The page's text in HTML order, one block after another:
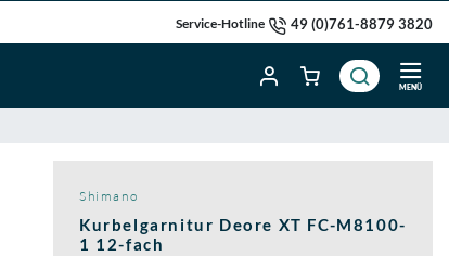
Service-Hotline 49 (0)761-8879 3820
MENÜ
Shimano
Kurbelgarnitur Deore XT FC-M8100-
1 12-fach